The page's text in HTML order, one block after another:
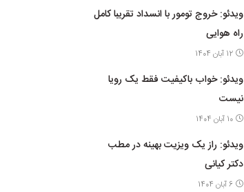
ویدئو: خروج تومور با انسداد تقریبا کامل
راه هوایی
12 آبان 1404
ویدئو: خواب باکیفیت فقط یک رویا
نیست
10 آبان 1404
ویدئو: راز یک ویزیت بهینه در مطب
دکتر کیانی
6 آبان 1404